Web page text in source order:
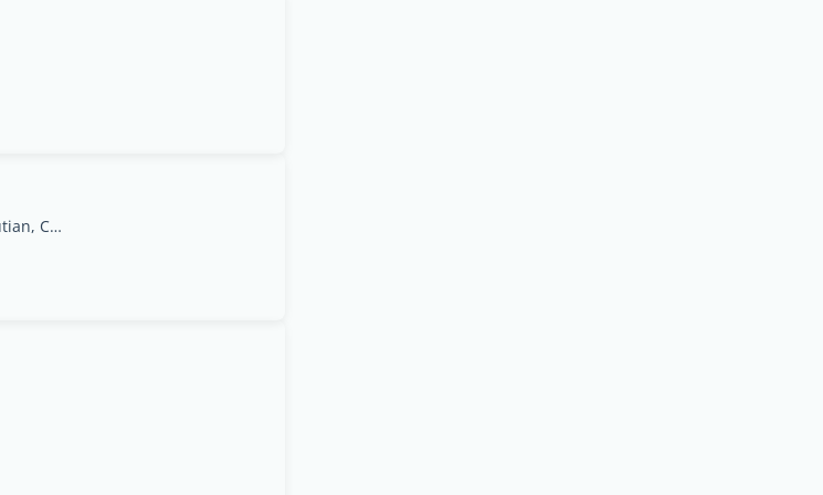
Room Room 3807~3809, BlockA, XintianCBC building,Fu min road, Futian, China